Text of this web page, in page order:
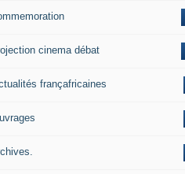
cinema débat
françafricaines